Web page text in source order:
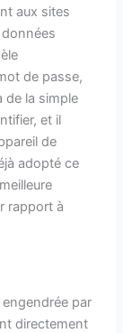
aux sites
de passe,
de la simple
et il
de
adopté ce
rapport à
par
directement